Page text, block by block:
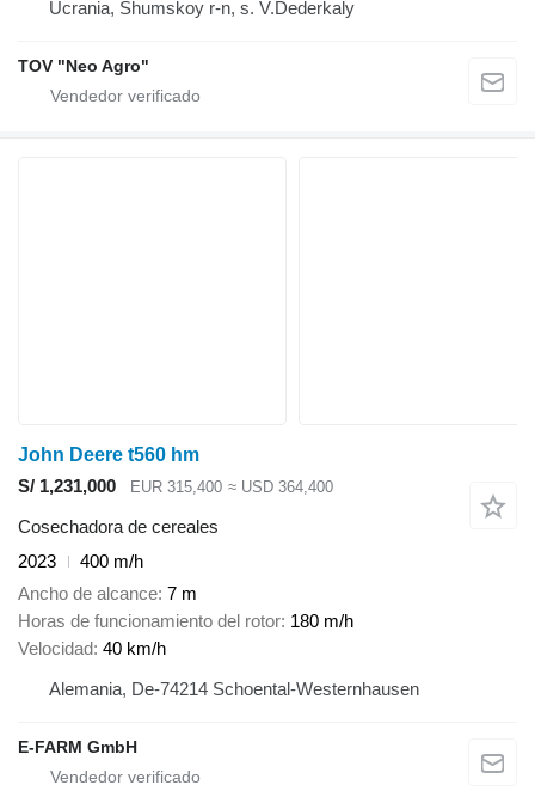
Ucrania, Shumskoy r-n, s. V.Dederkaly
TOV "Neo Agro"
John Deere t560 hm
S/ 1,231,000
EUR 315,400 ≈ USD 364,400
Cosechadora de cereales
2023
400 m/h
Ancho de alcance 7 m
Horas de funcionamiento del rotor 180 m/h
Velocidad 40 km/h
Alemania, De-74214 Schoental-Westernhausen
E-FARM GmbH